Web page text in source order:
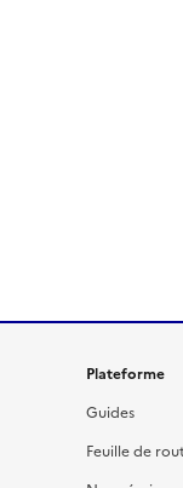
Plateforme
Guides
Feuille de